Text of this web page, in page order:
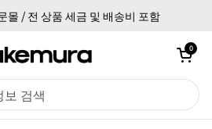
몰 / 전 상품 세금 및 배송비 포함
카트 열기
0